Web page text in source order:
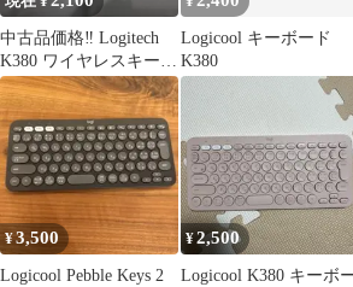
中古品価格‼️ Logitech
K380 ワイヤレスキーボ
ード 本体
Logicool キーボード
K380
¥3,500
Logicool Pebble Keys 2
¥2,500
Logicool K380 キーボ